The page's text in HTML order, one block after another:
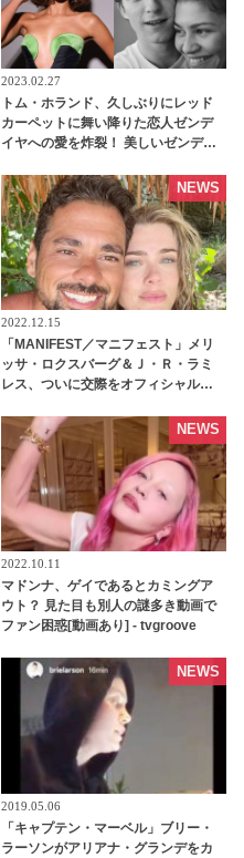
2023.02.27
トム・ホランド、久しぶりにレッド
カーペットに舞い降りた恋人ゼンデ
イヤへの愛を炸裂！ 美しいゼンデイ
2022.12.15
「MANIFEST／マニフェスト」メリ
ッサ・ロクスバーグ＆Ｊ・Ｒ・ラミ
レス、ついに交際をオフィシャル
特別な」バケーションを過ごす［写
真あり］ - tvgroove
NEWS
2022.10.11
マドンナ、ゲイであるとカミングア
ウト？ 見た目も別人の謎多き動画で
ファン困惑[動画あり] - tvgroove
NEWS
2019.05.06
「キャプテン・マーベル」ブリー・
ラーソンがアリアナ・グランデをカ
NEWS